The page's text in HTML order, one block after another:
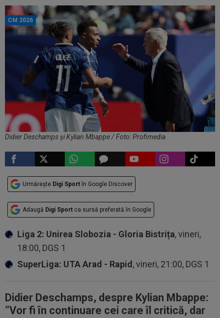
CM 2026
Didier Deschamps și Kylian Mbappe / Foto: Profimedia
Urmărește Digi Sport în Google Discover
Adaugă Digi Sport ca sursă preferată în Google
Liga 2: Unirea Slobozia - Gloria Bistrița, vineri,
18:00, DGS 1
SuperLiga: UTA Arad - Rapid, vineri, 21:00, DGS 1
Didier Deschamps, despre Kylian Mbappe:
”Vor fi în continuare cei care îl critică, dar